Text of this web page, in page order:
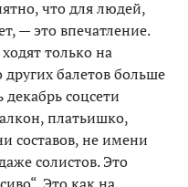
что для людей,
— это впечатление.
только на
балетов больше
декабрь соцсети
платьишко,
составов, не имени
солистов. Это